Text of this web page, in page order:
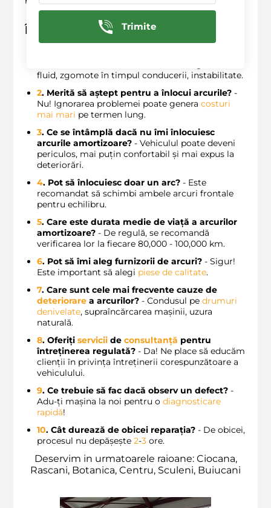
Întrebări frecvente
fluid, zgomote în timpul conducerii, instabilitate.
2. Merită să aștept pentru a înlocui arcurile? -
Nu! Ignorarea problemei poate genera costuri
mai mari pe termen lung.
3. Ce se întâmplă dacă nu îmi înlocuiesc
arcurile amortizoare? - Vehiculul poate deveni
periculos, mai puțin confortabil și mai expus la
deteriorări.
4. Pot să înlocuiesc doar un arc? - Este
recomandat să schimbi ambele arcuri frontale
pentru echilibru.
5. Care este durata medie de viață a arcurilor
amortizoare? - De regulă, se recomandă
verificarea lor la fiecare 80,000 - 100,000 km.
6. Pot să îmi aleg furnizorii de arcuri? - Sigur!
Este important să alegi piese de calitate.
7. Care sunt cele mai frecvente cauze de
deteriorare a arcurilor? - Condusul pe drumuri
denivelate, supraîncărcarea mașinii, uzura
naturală.
8. Oferiți servicii de consultanță pentru
întreținerea regulată? - Da! Ne place să educăm
clienții în privința întreținerii corespunzătoare a
vehiculului.
9. Ce trebuie să fac dacă observ un defect? -
Adu-ți mașina la noi pentru o diagnosticare
rapidă!
10. Cât durează de obicei reparația? - De obicei,
procesul nu depășește 2-3 ore.
Deservim in urmatoarele raioane: Ciocana,
Rascani, Botanica, Centru, Sculeni, Buiucani
Trimite